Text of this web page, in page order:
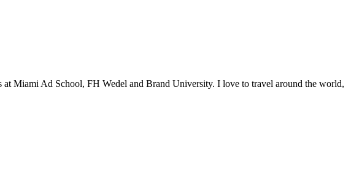
at Miami Ad School, FH Wedel and Brand University. I love to travel around the world,